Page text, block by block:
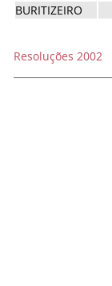
BURITIZEIRO
Resoluções 2002